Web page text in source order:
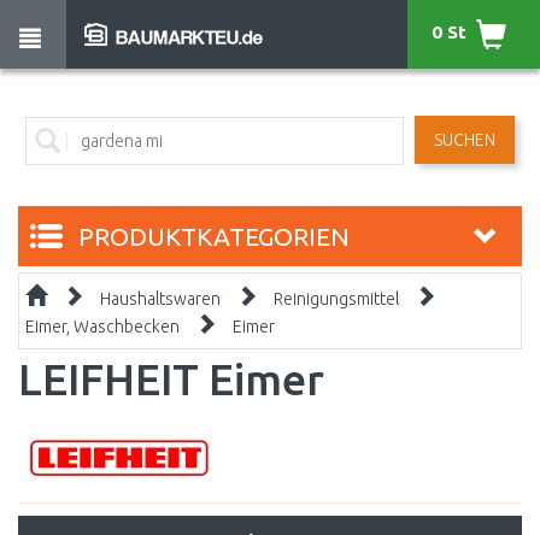
SUCHEN
0 St
PRODUKTKATEGORIEN
Haushaltswaren
Reinigungsmittel
Eimer, Waschbecken
Eimer
LEIFHEIT Eimer